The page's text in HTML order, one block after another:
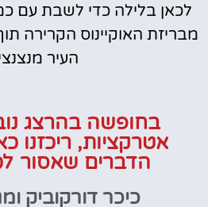
לכאן בלילה כדי לשבת עם
מבריזת האוקיינוס ​​הקרירה
העיר
בחופשה בהרצג
אטרקציות, ריכזנו
הדברים שאסור
כיכר דורקוביק